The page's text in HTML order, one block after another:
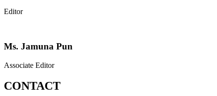
Editor
Ms. Jamuna Pun
Associate Editor
CONTACT